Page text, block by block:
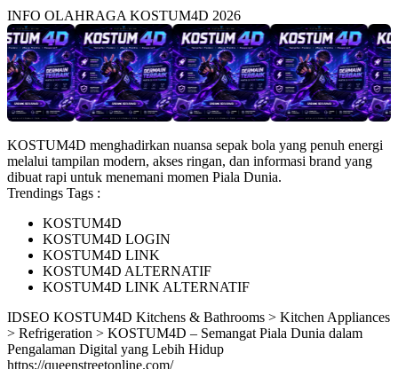
INFO OLAHRAGA KOSTUM4D 2026
KOSTUM4D menghadirkan nuansa sepak bola yang penuh energi
melalui tampilan modern, akses ringan, dan informasi brand yang
dibuat rapi untuk menemani momen Piala Dunia.
Trendings Tags :
KOSTUM4D
KOSTUM4D LOGIN
KOSTUM4D LINK
KOSTUM4D ALTERNATIF
KOSTUM4D LINK ALTERNATIF
IDSEO KOSTUM4D Kitchens & Bathrooms > Kitchen Appliances
> Refrigeration > KOSTUM4D – Semangat Piala Dunia dalam
Pengalaman Digital yang Lebih Hidup
https://queenstreetonline.com/